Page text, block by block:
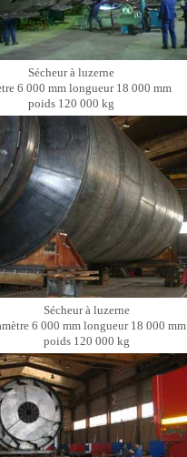
Sécheur à luzerne
6 000 mm longueur 18 000 mm
poids 120 000 kg
Sécheur à luzerne
6 000 mm longueur 18 000 mm
poids 120 000 kg